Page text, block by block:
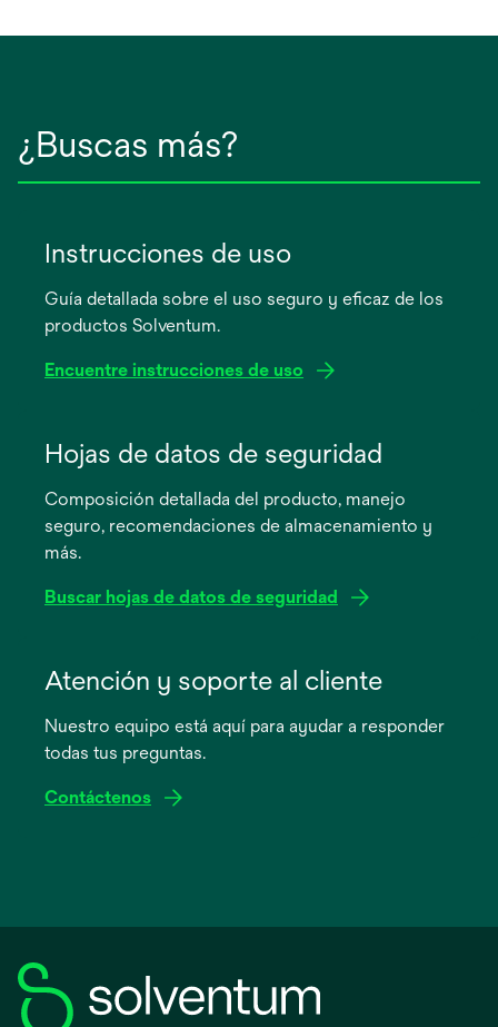
¿Buscas más?
Instrucciones de uso
Guía detallada sobre el uso seguro y eficaz de los
productos Solventum.
Encuentre instrucciones de uso
abre
pestaña
nueva
Hojas de datos de seguridad
Composición detallada del producto, manejo
seguro, recomendaciones de almacenamiento y
más.
Buscar hojas de datos de seguridad
abre
pestaña
Atención y soporte al cliente
Nuestro equipo está aquí para ayudar a responder
todas tus preguntas.
Contáctenos